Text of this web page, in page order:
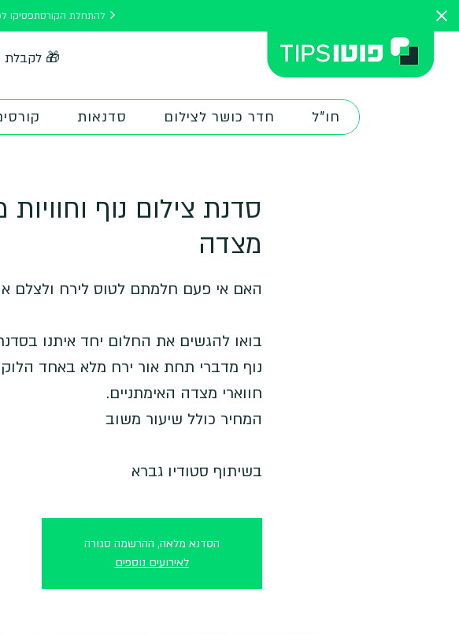
תפסיקו
🎁 לקבלת
חו"ל חדר כושר לצילום סדנאות
סדנת צילום נוף
מצדה
בואו להגשים את החלום יחד איתנו
נוף מדברי תחת אור ירח מלא באחד
בשיתוף סטודיו גברא
הסדנא מלאה, ההרשמה סגורה
לאירועים נוספים